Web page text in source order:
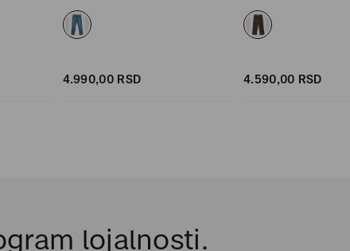
4.990,00 RSD 4.590,00 RSD
lojalnosti.